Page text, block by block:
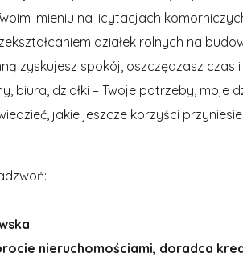
imieniu na licytacjach
działek rolnych na
zyskujesz spokój, oszczędzasz
biura, działki – Twoje potrzeby, moje
jakie jeszcze korzyści
nieruchomościami, doradca